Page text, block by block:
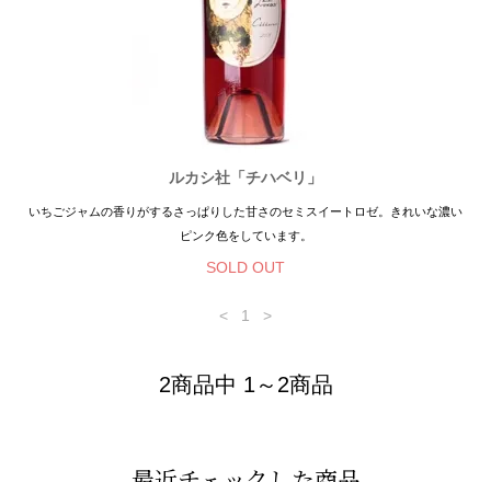
ルカシ社「チハベリ」
いちごジャムの香りがするさっぱりした甘さのセミスイートロゼ。きれいな濃い
ピンク色をしています。
SOLD OUT
< 1 >
2商品中 1～2商品